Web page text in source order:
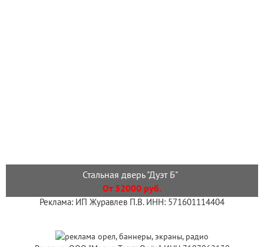
Стальная дверь "Дуэт Б"
От 32000 руб.
Реклама: ИП Журавлев П.В. ИНН: 571601114404